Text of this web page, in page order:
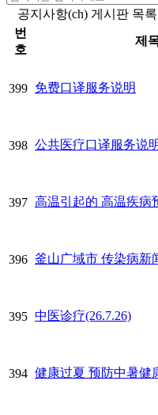
공지사항(ch) 게시판 목
번
호
제
399 免费口译服务说明
398 公共医疗口译服务说
397 高温引起的 高温疾病
396 釜山广域市 传染病新
395 中医诊疗(26.7.26)
394 健康过夏 预防中暑健